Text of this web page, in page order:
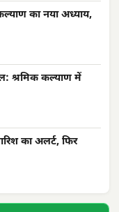
का नया अध्याय,
श्रमिक कल्याण में
का अलर्ट, फिर